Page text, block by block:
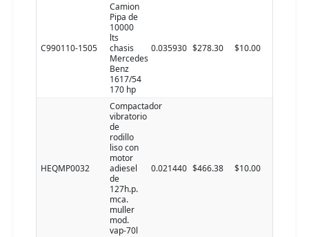
C990110-1505
Camion
Pipa de
10000
lts
chasis
Mercedes
Benz
1617/54
170 hp
0.035930 $278.30 $10.00
HEQMP0032
Compactador
vibratorio
de
rodillo
liso con
motor
adiesel
de
127h.p.
mca.
muller
mod.
vap-70l
0.021440 $466.38 $10.00